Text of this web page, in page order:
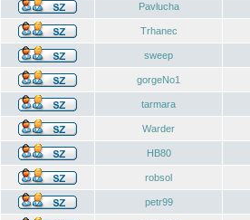
Pavlucha
Trhanec
sweep
gorgeNo1
tarmara
Warder
HB80
robsol
petr99